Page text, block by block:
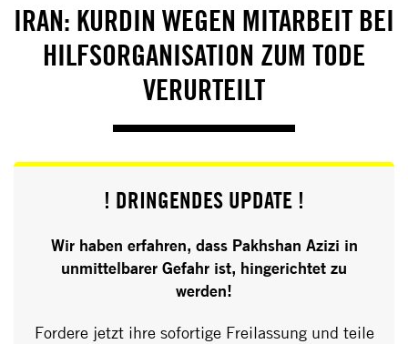
IRAN: KURDIN WEGEN MITARBEIT BEI
HILFSORGANISATION ZUM TODE
VERURTEILT
! DRINGENDES UPDATE !
Wir haben erfahren, dass Pakhshan Azizi in
unmittelbarer Gefahr ist, hingerichtet zu
werden!
Fordere jetzt ihre sofortige Freilassung und teile